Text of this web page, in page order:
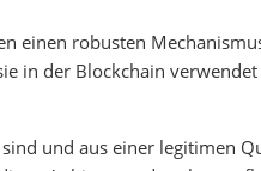
einen robusten
in der Blockchain
und aus einer legitimen